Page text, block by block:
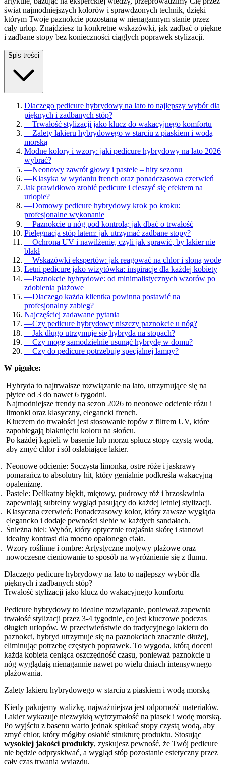
świat najmodniejszych kolorów i sprawdzonych technik, dzięki
którym Twoje paznokcie pozostaną w nienagannym stanie przez
cały urlop. Znajdziesz tu konkretne wskazówki, jak zadbać o piękne
i zadbane stopy bez konieczności ciągłych poprawek stylizacji.
Spis treści
Dlaczego pedicure hybrydowy na lato to najlepszy wybór dla
pięknych i zadbanych stóp?
—Trwałość stylizacji jako klucz do wakacyjnego komfortu
—Zalety lakieru hybrydowego w starciu z piaskiem i wodą
morską
Modne kolory i wzory: jaki pedicure hybrydowy na lato 2026
wybrać?
—Neonowy zawrót głowy i pastele – hity sezonu
—Klasyka w wydaniu french oraz ponadczasowa czerwień
Jak prawidłowo zrobić pedicure i cieszyć się efektem na
urlopie?
—Domowy pedicure hybrydowy krok po kroku:
profesjonalne wykonanie
—Paznokcie u nóg pod kontrolą: jak dbać o trwałość
Pielęgnacja stóp latem: jak utrzymać zadbane stopy?
—Ochrona UV i nawilżenie, czyli jak sprawić, by lakier nie
blakł
—Wskazówki ekspertów: jak reagować na chlor i słoną wodę
Letni pedicure jako wizytówka: inspiracje dla każdej kobiety
—Paznokcie hybrydowe: od minimalistycznych wzorów po
zdobienia plażowe
—Dlaczego każda klientka powinna postawić na
profesjonalny zabieg?
Najczęściej zadawane pytania
—Czy pedicure hybrydowy niszczy paznokcie u nóg?
—Jak długo utrzymuje się hybryda na stopach?
—Czy mogę samodzielnie usunąć hybrydę w domu?
—Czy do pedicure potrzebuję specjalnej lampy?
W pigułce:
Hybryda to najtrwalsze rozwiązanie na lato, utrzymujące się na
płytce od 3 do nawet 6 tygodni.
Najmodniejsze trendy na sezon 2026 to neonowe odcienie różu i
limonki oraz klasyczny, elegancki french.
Kluczem do trwałości jest stosowanie topów z filtrem UV, które
zapobiegają blaknięciu koloru na słońcu.
Po każdej kąpieli w basenie lub morzu spłucz stopy czystą wodą,
aby zmyć chlor i sól osłabiające lakier.
Neonowe odcienie: Soczysta limonka, ostre róże i jaskrawy
pomarańcz to absolutny hit, który genialnie podkreśla wakacyjną
opaleniznę.
Pastele: Delikatny błękit, miętowy, pudrowy róż i brzoskwinia
zapewniają subtelny wygląd pasujący do każdej letniej stylizacji.
Klasyczna czerwień: Ponadczasowy kolor, który zawsze wygląda
elegancko i dodaje pewności siebie w każdych sandałach.
Śnieżna biel: Wybór, który optycznie rozjaśnia skórę i stanowi
idealny kontrast dla mocno opalonego ciała.
Wzory roślinne i ombre: Artystyczne motywy plażowe oraz
nowoczesne cieniowanie to sposób na wyróżnienie się z tłumu.
Dlaczego pedicure hybrydowy na lato to najlepszy wybór dla
pięknych i zadbanych stóp?
Trwałość stylizacji jako klucz do wakacyjnego komfortu
Pedicure hybrydowy to idealne rozwiązanie, ponieważ zapewnia
trwałość stylizacji przez 3-4 tygodnie, co jest kluczowe podczas
długich urlopów. W przeciwieństwie do tradycyjnego lakieru do
paznokci, hybryd utrzymuje się na paznokciach znacznie dłużej,
eliminując potrzebę częstych poprawek. To wygoda, którą doceni
każda kobieta ceniąca oszczędność czasu, ponieważ paznokcie u
nóg wyglądają nienagannie nawet po wielu dniach intensywnego
plażowania.
Zalety lakieru hybrydowego w starciu z piaskiem i wodą morską
Kiedy pakujemy walizkę, najważniejsza jest odporność materiałów.
Lakier wykazuje niezwykłą wytrzymałość na piasek i wodę morską.
Po wyjściu z basenu warto jednak spłukać stopy czystą wodą, aby
zmyć chlor, który mógłby osłabić strukturę produktu. Stosując
wysokiej jakości produkty, zyskujesz pewność, że Twój pedicure
nie będzie odpryskiwać, a wygląd stóp pozostanie estetyczny przez
cały czas trwania wyjazdu.